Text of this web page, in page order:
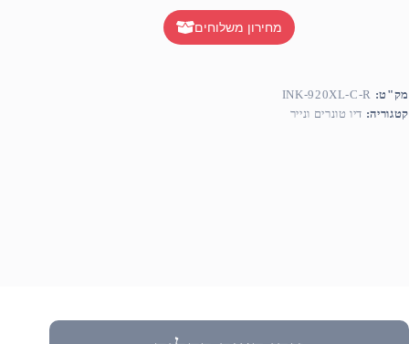
מחירון משלוחים
מק"ט: INK-920XL-C-R
קטגוריה: דיו טונרים ונייר